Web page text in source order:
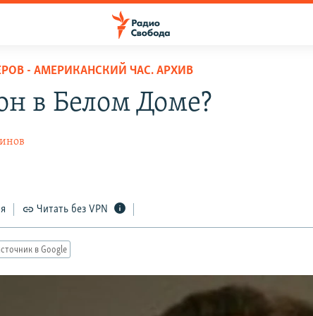
- АМЕРИКАНСКИЙ ЧАС. АРХИВ
в Белом Доме?
Читать без VPN
в Google